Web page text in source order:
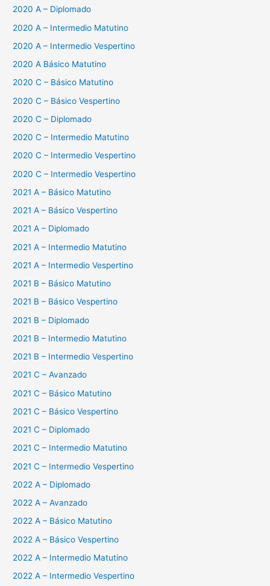
2020 A – Diplomado
2020 A – Intermedio Matutino
2020 A – Intermedio Vespertino
2020 A Básico Matutino
2020 C – Básico Matutino
2020 C – Básico Vespertino
2020 C – Diplomado
2020 C – Intermedio Matutino
2020 C – Intermedio Vespertino
2020 C – Intermedio Vespertino
2021 A – Básico Matutino
2021 A – Básico Vespertino
2021 A – Diplomado
2021 A – Intermedio Matutino
2021 A – Intermedio Vespertino
2021 B – Básico Matutino
2021 B – Básico Vespertino
2021 B – Diplomado
2021 B – Intermedio Matutino
2021 B – Intermedio Vespertino
2021 C – Avanzado
2021 C – Básico Matutino
2021 C – Básico Vespertino
2021 C – Diplomado
2021 C – Intermedio Matutino
2021 C – Intermedio Vespertino
2022 A – Diplomado
2022 A – Avanzado
2022 A – Básico Matutino
2022 A – Básico Vespertino
2022 A – Intermedio Matutino
2022 A – Intermedio Vespertino